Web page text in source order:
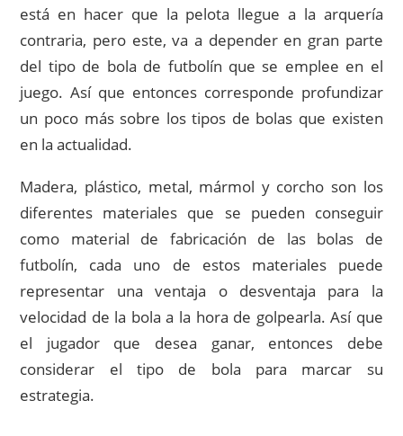
está en hacer que la pelota llegue a la arquería
contraria, pero este, va a depender en gran parte
del tipo de bola de futbolín que se emplee en el
juego. Así que entonces corresponde profundizar
un poco más sobre los tipos de bolas que existen
en la actualidad.
Madera, plástico, metal, mármol y corcho son los
diferentes materiales que se pueden conseguir
como material de fabricación de las bolas de
futbolín, cada uno de estos materiales puede
representar una ventaja o desventaja para la
velocidad de la bola a la hora de golpearla. Así que
el jugador que desea ganar, entonces debe
considerar el tipo de bola para marcar su
estrategia.